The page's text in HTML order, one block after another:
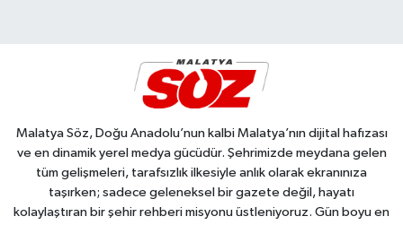
Malatya Söz, Doğu Anadolu’nun kalbi Malatya’nın dijital hafızası
ve en dinamik yerel medya gücüdür. Şehrimizde meydana gelen
tüm gelişmeleri, tarafsızlık ilkesiyle anlık olarak ekranınıza
taşırken; sadece geleneksel bir gazete değil, hayatı
kolaylaştıran bir şehir rehberi misyonu üstleniyoruz. Gün boyu en